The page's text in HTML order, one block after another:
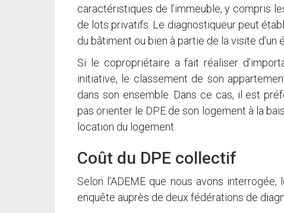
caractéristiques de l’immeuble, y compris
de lots privatifs. Le diagnostiqueur peut
du bâtiment ou bien à partie de la visite d’un
Si le copropriétaire a fait réaliser
initiative, le classement de son
dans son ensemble. Dans ce cas, il est
pas orienter le DPE de son logement à la
location du logement.
Coût du DPE collectif
Selon l’ADEME que nous avons
enquête auprès de deux fédérations de